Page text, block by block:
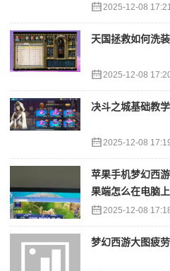
2025-12-08
天国拯救如何洗
2025-12-08
决斗之城基础教
2025-12-08
苹果手机梦幻西
果端怎么在电脑
2025-12-08
梦幻西游大图疲